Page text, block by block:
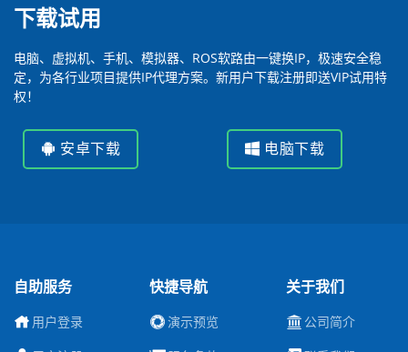
下载试用
电脑、虚拟机、手机、模拟器、ROS软路由一键换IP，极速安全稳
定，为各行业项目提供IP代理方案。新用户下载注册即送VIP试用特
权！
安卓下载 电脑下载
自助服务
用户登录
快捷导航
演示预览
关于我们
公司简介